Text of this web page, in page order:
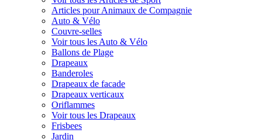
Articles pour Animaux de Compagnie
Auto & Vélo
Couvre-selles
Voir tous les Auto & Vélo
Ballons de Plage
Drapeaux
Banderoles
Drapeaux de facade
Drapeaux verticaux
Oriflammes
Voir tous les Drapeaux
Frisbees
Jardin